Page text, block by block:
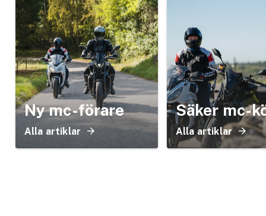
Ny mc-förare
Alla artiklar
Säker mc-
Alla artiklar